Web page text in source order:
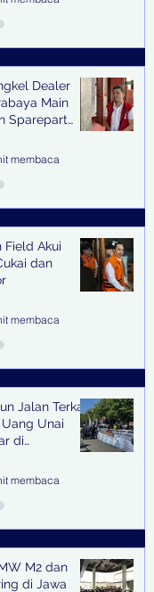
Dealer
Main
Sparepart
membaca
Field Akui
dan
membaca
Jalan Terkait
Unai
di
Kejaksaan
membaca
M2 dan
di Jawa